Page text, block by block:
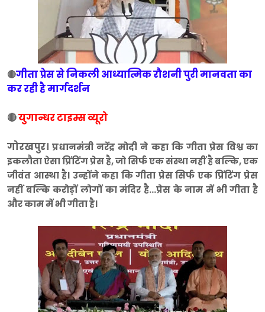
🔴गीता प्रेस से निकली आध्यात्मिक रौशनी पुरी मानवता का
कर रही है मार्गदर्शन
🔴युगान्धर टाइम्स व्यूरो
गोरखपुर।प्रधानमंत्री नरेंद्र मोदी ने कहा कि गीता प्रेस विश्व का
इकलौता ऐसा प्रिंटिंग प्रेस है, जो सिर्फ एक संस्था नहीं है बल्कि, एक
जीवंत आस्था है। उन्होंने कहा कि गीता प्रेस सिर्फ एक प्रिंटिंग प्रेस
नहीं बल्कि करोड़ों लोगों का मंदिर है...प्रेस के नाम में भी गीता है
और काम में भी गीता है।